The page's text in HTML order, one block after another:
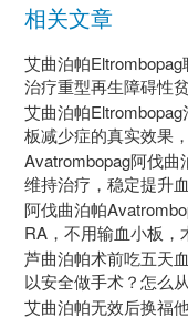
相关文章
艾曲泊帕
治疗重型再生障碍性
去印度药房买药？
艾曲泊帕
板减少症的真实效果
有几种？
Avatrombopag阿伐曲
维持治疗，稳定提升
血风险
阿伐曲泊帕
RA，不用输血小板，
肝病患者血小板计数
芦曲泊帕术前吃五天
以安全做手术？怎么
泊帕仿制药？
艾曲泊帕无效后换福